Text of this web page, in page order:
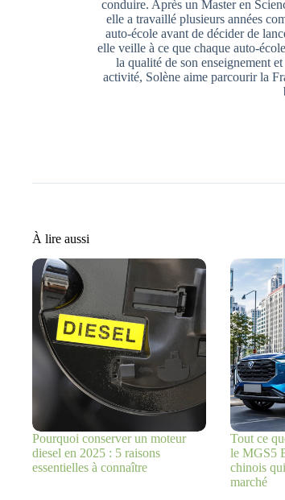
conduire. Après un Master en
elle a travaillé plusieurs années
auto-école avant de décider de
elle veille à ce que chaque auto-
la qualité de son enseignement
activité, Solène aime parcourir la
À lire aussi
Pourquoi conserver un moteur
diesel en 2025 : 5 raisons
essentielles à connaître
Tout ce
le MGS5
chinois
marché